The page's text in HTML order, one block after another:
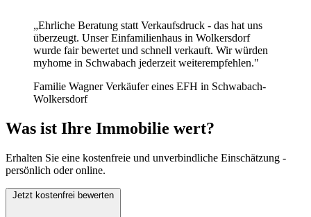
„Ehrliche Beratung statt Verkaufsdruck - das hat uns
überzeugt. Unser Einfamilienhaus in Wolkersdorf
wurde fair bewertet und schnell verkauft. Wir würden
myhome in Schwabach jederzeit weiterempfehlen."
Familie WagnerVerkäufer eines EFH in Schwabach-
Wolkersdorf
Was ist Ihre Immobilie wert?
Erhalten Sie eine kostenfreie und unverbindliche Einschätzung -
persönlich oder online.